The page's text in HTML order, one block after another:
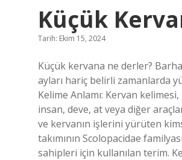
Küçük
Tarih: Ekim 15, 2024
Küçük kervana ne derler?
ayları hariç belirli zamanlarda
Kelime Anlamı: Kervan
insan, deve, at veya diğer
ve kervanın işlerini yürüten
takımının Scolopacidae
sahipleri için kullanılan terim.